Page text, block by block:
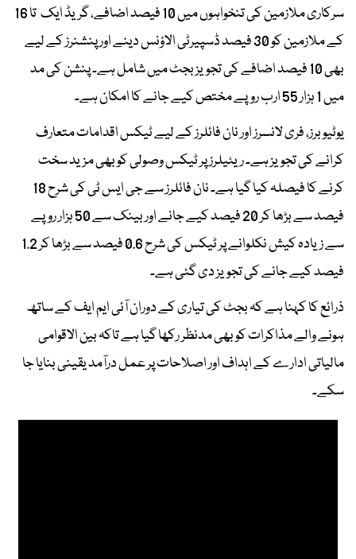
سرکاری ملازمین کی تنخواہوں میں 10 فیصد اضافے، گریڈ ایک تا 16
کے ملازمین کو 30 فیصد ڈسپیرٹی الاؤنس دینے اور پنشنرز کے لیے
بھی 10 فیصد اضافے کی تجویز بجٹ میں شامل ہے۔ پنشن کی مد
میں 1 ہزار 55 ارب روپے مختص کیے جانے کا امکان ہے۔
یوٹیوبرز، فری لانسرز اور نان فائلرز کے لیے ٹیکس اقدامات متعارف
کرانے کی تجویز ہے۔ ریٹیلرز پر ٹیکس وصولی کو بھی مزید سخت
کرنے کا فیصلہ کیا گیا ہے۔ نان فائلرز سے جی ایس ٹی کی شرح 18
فیصد سے بڑھا کر 20 فیصد کیے جانے اور بینک سے 50 ہزار روپے
سے زیادہ کیش نکلوانے پر ٹیکس کی شرح 0.6 فیصد سے بڑھا کر 1.2
فیصد کیے جانے کی تجویز دی گئی ہے۔
ذرائع کا کہنا ہے کہ بجٹ کی تیاری کے دوران آئی ایم ایف کے ساتھ
ہونے والے مذاکرات کو بھی مدنظر رکھا گیا ہے تاکہ بین الاقوامی
مالیاتی ادارے کے اہداف اور اصلاحات پر عمل درآمد یقینی بنایا جا
سکے۔